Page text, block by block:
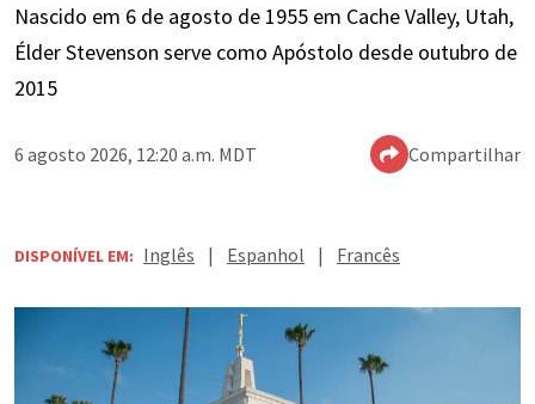
Nascido em 6 de agosto de 1955 em Cache Valley, Utah,
Élder Stevenson serve como Apóstolo desde outubro de
2015
6 agosto 2026, 12:20 a.m. MDT Compartilhar
DISPONÍVEL EM: Inglês | Espanhol | Francês